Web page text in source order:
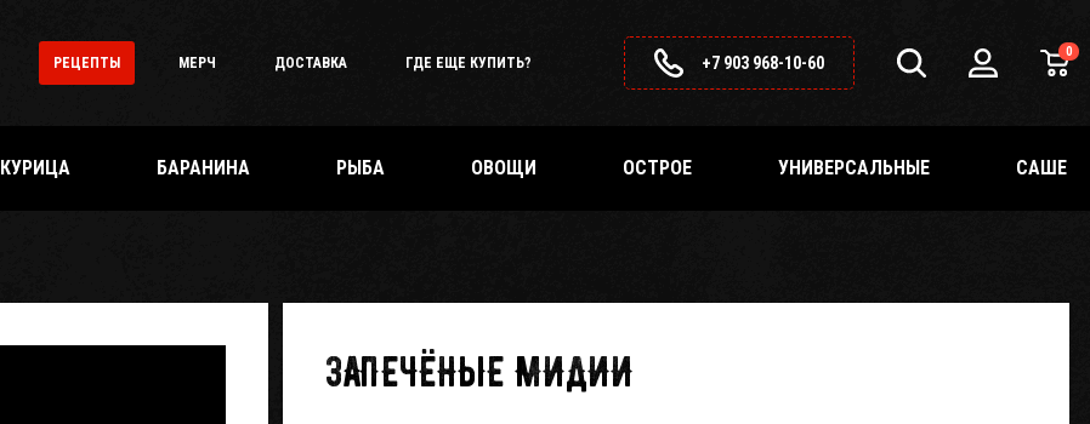
РЕЦЕПТЫ МЕРЧ ДОСТАВКА ГДЕ ЕЩЕ КУПИТЬ? +7 903 968-10-60
0
КУРИЦА БАРАНИНА РЫБА ОВОЩИ ОСТРОЕ УНИВЕРСАЛЬНЫЕ САШЕ
ЗАПЕЧЁНЫЕ МИДИИ